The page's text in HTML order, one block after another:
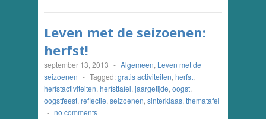
Leven met de seizoenen:
herfst!
september 13, 2013 - Algemeen, Leven met de
seizoenen - Tagged:gratis activiteiten, herfst,
herfstactiviteiten, herfsttafel, jaargetijde, oogst,
oogstfeest, reflectie, seizoenen, sinterklaas, thematafel
- no comments